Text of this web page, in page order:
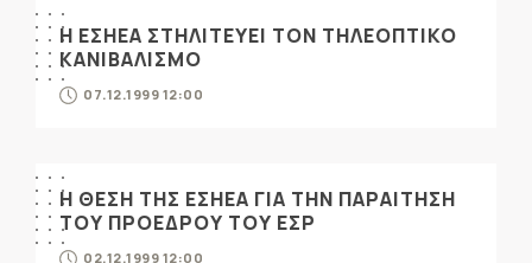
Η ΕΣΗΕΑ ΣΤΗΛΙΤΕΥΕΙ ΤΟΝ ΤΗΛΕΟΠΤΙΚΟ
ΚΑΝΙΒΑΛΙΣΜΟ
07.12.1999 12:00
Η ΘΕΣΗ ΤΗΣ ΕΣΗΕΑ ΓΙΑ ΤΗΝ ΠΑΡΑΙΤΗΣΗ
ΤΟΥ ΠΡΟΕΔΡΟΥ ΤΟΥ ΕΣΡ
02.12.1999 12:00